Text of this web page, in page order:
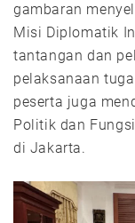
gambaran
Misi Diplomatik
tantangan dan
pelaksanaan
peserta juga
Politik dan
di Jakarta.